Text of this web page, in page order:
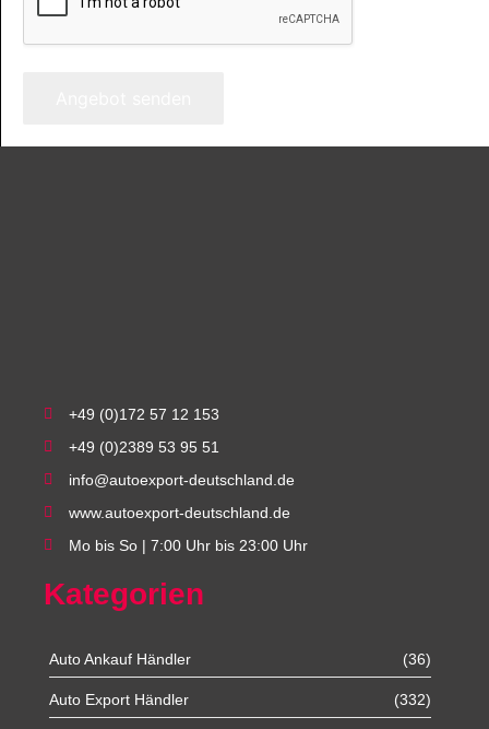
+49 (0)172 57 12 153
+49 (0)2389 53 95 51
info@autoexport-deutschland.de
www.autoexport-deutschland.de
Mo bis So | 7:00 Uhr bis 23:00 Uhr
Kategorien
Auto Ankauf Händler (36)
Auto Export Händler (332)